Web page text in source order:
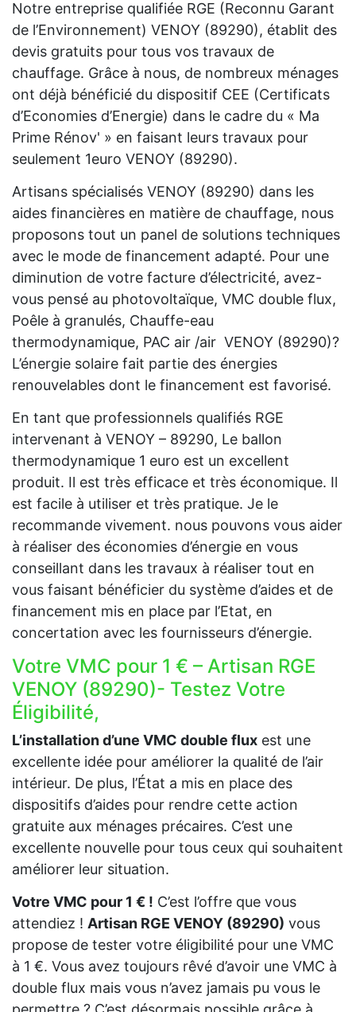
Notre entreprise qualifiée RGE (Reconnu Garant
de l’Environnement) VENOY (89290), établit des
devis gratuits pour tous vos travaux de
chauffage. Grâce à nous, de nombreux ménages
ont déjà bénéficié du dispositif CEE (Certificats
d’Economies d’Energie) dans le cadre du « Ma
Prime Rénov' » en faisant leurs travaux pour
seulement 1euro VENOY (89290).
Artisans spécialisés VENOY (89290) dans les
aides financières en matière de chauffage, nous
proposons tout un panel de solutions techniques
avec le mode de financement adapté. Pour une
diminution de votre facture d’électricité, avez-
vous pensé au photovoltaïque, VMC double flux,
Poêle à granulés, Chauffe-eau
thermodynamique, PAC air /air VENOY (89290)?
L’énergie solaire fait partie des énergies
renouvelables dont le financement est favorisé.
En tant que professionnels qualifiés RGE
intervenant à VENOY – 89290, Le ballon
thermodynamique 1 euro est un excellent
produit. Il est très efficace et très économique. Il
est facile à utiliser et très pratique. Je le
recommande vivement. nous pouvons vous aider
à réaliser des économies d’énergie en vous
conseillant dans les travaux à réaliser tout en
vous faisant bénéficier du système d’aides et de
financement mis en place par l’Etat, en
concertation avec les fournisseurs d’énergie.
Votre VMC pour 1 € – Artisan RGE
VENOY (89290)- Testez Votre
Éligibilité,
L’installation d’une VMC double flux est une
excellente idée pour améliorer la qualité de l’air
intérieur. De plus, l’État a mis en place des
dispositifs d’aides pour rendre cette action
gratuite aux ménages précaires. C’est une
excellente nouvelle pour tous ceux qui souhaitent
améliorer leur situation.
Votre VMC pour 1 € ! C’est l’offre que vous
attendiez ! Artisan RGE VENOY (89290) vous
propose de tester votre éligibilité pour une VMC
à 1 €. Vous avez toujours rêvé d’avoir une VMC à
double flux mais vous n’avez jamais pu vous le